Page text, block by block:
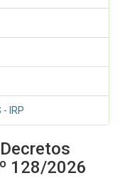
- IRP
128/2026